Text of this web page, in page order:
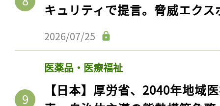
キュリティで提言。脅威エク
2026/07/25
医薬品・医療福祉
【日本】厚労省、2040年地域